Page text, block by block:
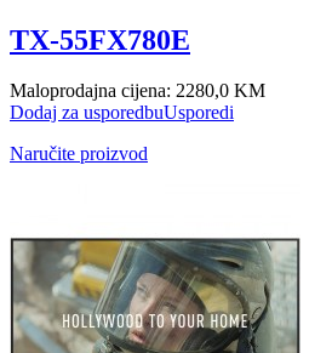
TX-55FX780E
Maloprodajna cijena: 2280,0 KM
Dodaj za usporedbuUsporedi
Naručite proizvod